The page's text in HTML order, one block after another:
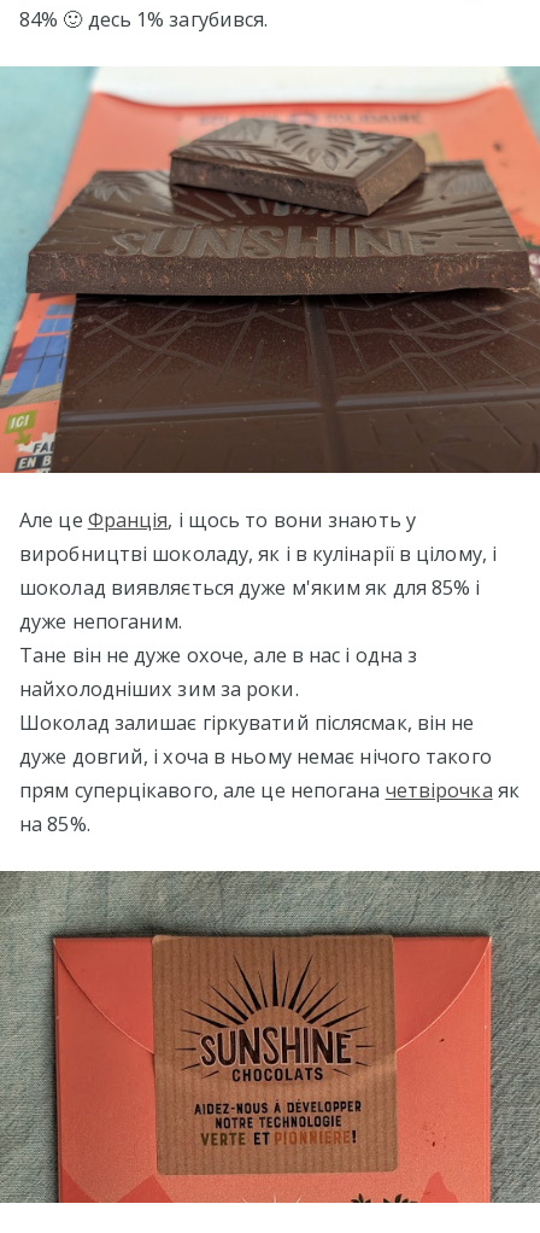
84% 🙂 десь 1% загубився.
Але це Франція, і щось то вони знають у
виробництві шоколаду, як і в кулінарії в цілому, і
шоколад виявляється дуже м'яким як для 85% і
дуже непоганим.
Тане він не дуже охоче, але в нас і одна з
найхолодніших зим за роки.
Шоколад залишає гіркуватий післясмак, він не
дуже довгий, і хоча в ньому немає нічого такого
прям суперцікавого, але це непогана четвірочка як
на 85%.